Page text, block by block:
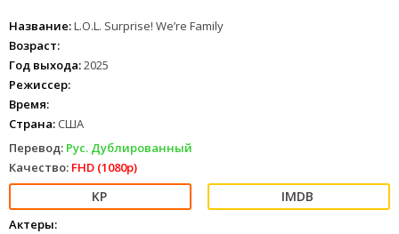
Название:L.O.L. Surprise! We’re Family
Возраст:
Год выхода:2025
Режиссер:
Время:
Страна: США
Перевод: Рус. Дублированный
Качество: FHD (1080p)
Актеры: